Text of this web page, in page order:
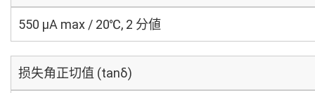
550 μA max / 20℃, 2 分値
损失角正切值 (tanδ)